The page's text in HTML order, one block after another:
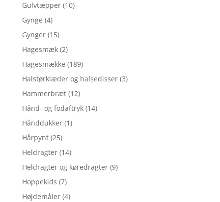
Gulvtæpper (10)
Gynge (4)
Gynger (15)
Hagesmæk (2)
Hagesmække (189)
Halstørklæder og halsedisser (3)
Hammerbræt (12)
Hånd- og fodaftryk (14)
Hånddukker (1)
Hårpynt (25)
Heldragter (14)
Heldragter og køredragter (9)
Hoppekids (7)
Højdemåler (4)